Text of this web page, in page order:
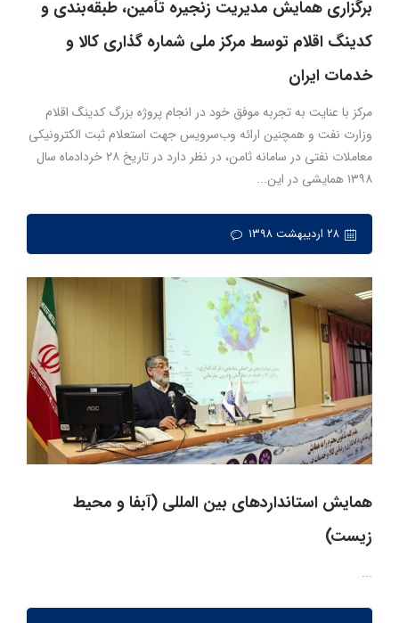
برگزاری همایش مدیریت زنجیره تأمین، طبقه‌بندی و
کدینگ اقلام توسط مرکز ملی شماره گذاری کالا و
خدمات ایران
مرکز با عنایت به تجربه موفق خود در انجام پروژه بزرگ کدینگ اقلام
وزارت نفت و همچنین ارائه وب‌سرویس جهت استعلام ثبت الکترونیکی
معاملات نفتی در سامانه ثامن، در نظر دارد در تاریخ ۲۸ خردادماه سال
۱۳۹۸ همایشی در این...
۲۸ اردیبهشت ۱۳۹۸
همایش استانداردهای بين المللی (آبفا و محیط
زیست)
...